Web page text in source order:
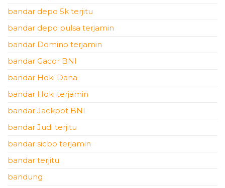
bandar depo 5k terjitu
bandar depo pulsa terjamin
bandar Domino terjamin
bandar Gacor BNI
bandar Hoki Dana
bandar Hoki terjamin
bandar Jackpot BNI
bandar Judi terjitu
bandar sicbo terjamin
bandar terjitu
bandung